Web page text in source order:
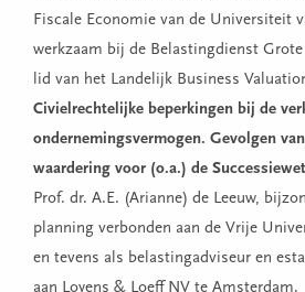
Fiscale Economie van de Universiteit
werkzaam bij de Belastingdienst
lid van het Landelijk Business
Civielrechtelijke beperkingen bij de
ondernemingsvermogen. Gevolgen
waardering voor (o.a.) de Successiewet
Prof. dr. A.E. (Arianne) de Leeuw,
planning verbonden aan de Vrije
en tevens als belastingadviseur en
aan Loyens & Loeff NV te Amsterdam.